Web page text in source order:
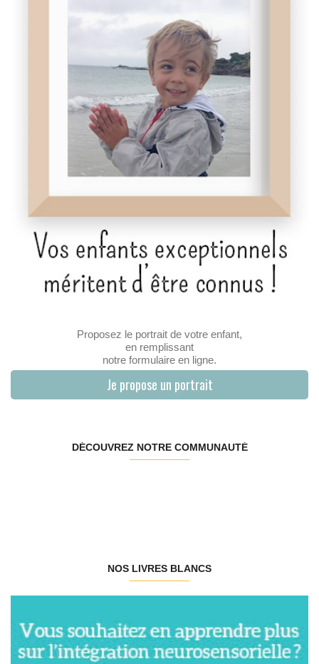
Proposez le portrait de votre enfant,
en remplissant
notre formulaire en ligne.
Je propose un portrait
DÉCOUVREZ NOTRE COMMUNAUTÉ
NOS LIVRES BLANCS